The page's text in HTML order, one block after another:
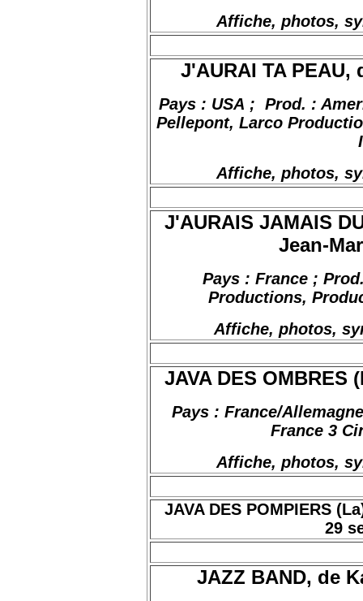
Affiche, photos,
J'AURAI TA PEAU,
Pays : USA ; Prod. :
Pellepont, Larco
Affiche, photos,
J'AURAIS JAMAIS
Jean-
Pays : France ;
Productions,
Affiche, photos,
JAVA DES OMBRES
Pays : France/
France 3
Affiche, photos,
JAVA DES POMPIERS
29
JAZZ BAND, de